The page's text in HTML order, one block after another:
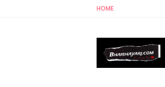
HOME